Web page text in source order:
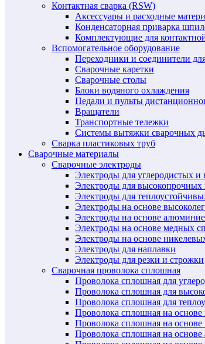
Контактная сварка (RSW)
Аксессуары и расходные
Конденсаторная приварка
Комплектующие для
Вспомогательное оборудование
Переходники и соединители
Сварочные каретки
Сварочные столы
Блоки водяного охлаждения
Педали и пульты
Вращатели
Транспортные тележки
Системы вытяжки сварочных
Сварка пластиковых труб
Сварочные материалы
Сварочные электроды
Электроды для углеродистых и
Электроды для высокопрочных
Электроды для
Электроды на основе
Электроды на основе
Электроды на основе медных
Электроды на основе
Электроды для наплавки
Электроды для резки и строжки
Сварочная проволока сплошная
Проволока сплошная для
Проволока сплошная для
Проволока сплошная для
Проволока сплошная на
Проволока сплошная на основе
Проволока сплошная на